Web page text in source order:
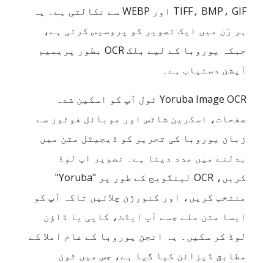
TIFF، BMP، GIF اور WEBP سے نکالتی ہے۔ یہ
ہر رَن میں ایک تصویر کو پروسیس کرتی ہے،
جبکہ یوروبا کے لیے بلک OCR بطور پریمیم
آپشن دستیاب ہے۔
Yoruba Image OCR ٹول آپ کو اسکین شدہ
صفحات، اسکرین شاٹس اور موبائل فوٹوز سے
زبان یوروبا کی تحریر کو ڈیجیٹل متن میں
بدلنے میں مدد دیتا ہے۔ تصویر اپ لوڈ
کریں، OCR لینگویج کے طور پر "Yoruba"
منتخب کریں، اور کنورژن چلائیں تاکہ آپ کو
ایسا متن ملے جسے آپ ایڈٹ، کاپی یا ڈاؤن
لوڈ کر سکیں۔ یہ انجن یوروبا کے عام املا کے
مطابق ڈیزائن کیا گیا ہے، جس میں ٹون